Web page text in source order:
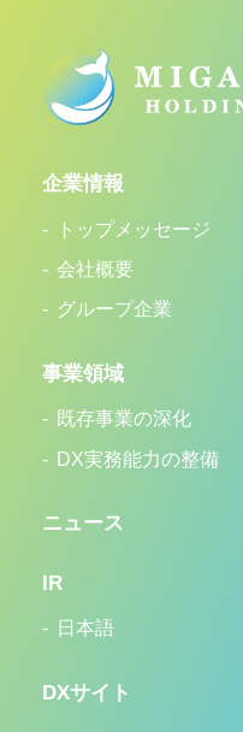
企業情報
トップメッセージ
会社概要
グループ企業
事業領域
既存事業の深化
DX実務能力の整備
ニュース
IR
日本語
DXサイト